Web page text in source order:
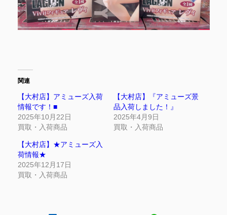
関連
【大村店】アミューズ入荷
情報です！■
2025年10月22日
買取・入荷商品
【大村店】『アミューズ景
品入荷しました！』
2025年4月9日
買取・入荷商品
【大村店】★アミューズ入
荷情報★
2025年12月17日
買取・入荷商品